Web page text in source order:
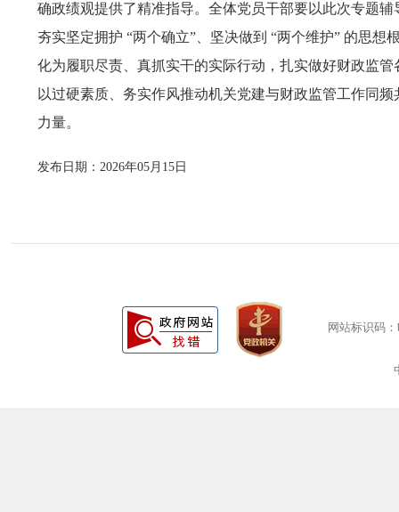
确政绩观提供了精准指导。全体党员干部要以此次专题辅
夯实坚定拥护 “两个确立”、坚决做到 “两个维护” 的思想
化为履职尽责、真抓实干的实际行动，扎实做好财政监管
以过硬素质、务实作风推动机关党建与财政监管工作同
力量。
发布日期：2026年05月15日
网站标识码